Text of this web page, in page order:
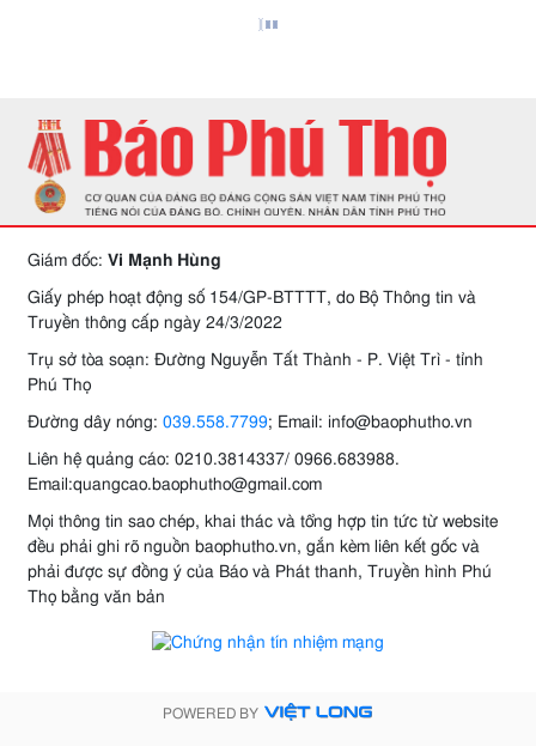
Giám đốc: Vi Mạnh Hùng
Giấy phép hoạt động số 154/GP-BTTTT, do Bộ Thông tin và
Truyền thông cấp ngày 24/3/2022
Trụ sở tòa soạn: Đường Nguyễn Tất Thành - P. Việt Trì - tỉnh
Phú Thọ
Đường dây nóng: 039.558.7799; Email: info@baophutho.vn
Liên hệ quảng cáo: 0210.3814337/ 0966.683988.
Email:quangcao.baophutho@gmail.com
Mọi thông tin sao chép, khai thác và tổng hợp tin tức từ website
đều phải ghi rõ nguồn baophutho.vn, gắn kèm liên kết gốc và
phải được sự đồng ý của Báo và Phát thanh, Truyền hình Phú
Thọ bằng văn bản
POWERED BY